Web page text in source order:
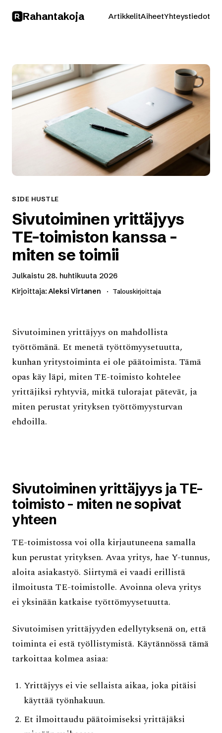
Rahantakoja ArtikkelitAiheetYhteystiedot
SIDE HUSTLE
Sivutoiminen yrittäjyys
TE-toimiston kanssa –
miten se toimii
Julkaistu 28. huhtikuuta 2026
Kirjoittaja:Aleksi Virtanen Talouskirjoittaja
Sivutoiminen yrittäjyys on mahdollista
työttömänä. Et menetä työttömyysetuutta,
kunhan yritystoiminta ei ole päätoimista. Tämä
opas käy läpi, miten TE-toimisto kohtelee
yrittäjiksi ryhtyviä, mitkä tulorajat pätevät, ja
miten perustat yrityksen työttömyysturvan
ehdoilla.
Sivutoiminen yrittäjyys ja TE-
toimisto - miten ne sopivat
yhteen
TE-toimistossa voi olla kirjautuneena samalla
kun perustat yrityksen. Avaa yritys, hae Y-tunnus,
aloita asiakastyö. Siirtymä ei vaadi erillistä
ilmoitusta TE-toimistolle. Avoinna oleva yritys
ei yksinään katkaise työttömyysetuutta.
Sivutoimisen yrittäjyyden edellytyksenä on, että
toiminta ei estä työllistymistä. Käytännössä tämä
tarkoittaa kolmea asiaa:
Yrittäjyys ei vie sellaista aikaa, joka pitäisi
käyttää työnhakuun.
Et ilmoittaudu päätoimiseksi yrittäjäksi